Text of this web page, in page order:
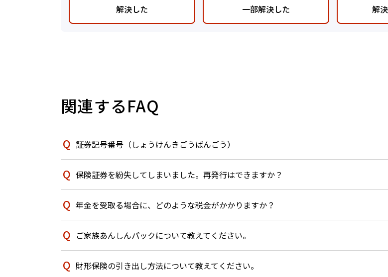
解決した 一部解決した 解
関連するFAQ
証券記号番号（しょうけんきごうばんごう）
保険証券を紛失してしまいました。再発行はできますか？
年金を受取る場合に、どのような税金がかかりますか？
ご家族あんしんパックについて教えてください。
財形保険の引き出し方法について教えてください。